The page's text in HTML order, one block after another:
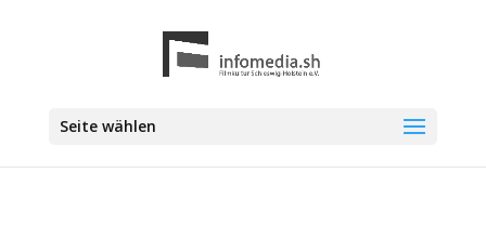
Seite wählen